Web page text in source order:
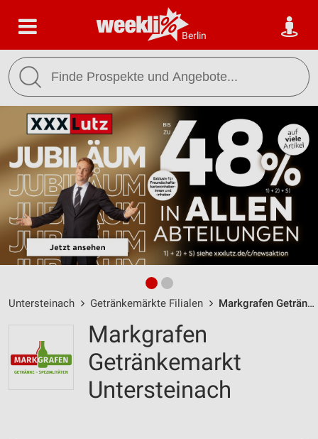
Berlin
Untersteinach Getränkemärkte Filialen Markgrafen Getränkemarkt Untersteinach / Hauptstraße 57 - Öffnungszeiten & Adresse
Markgrafen
Getränkemarkt
Untersteinach